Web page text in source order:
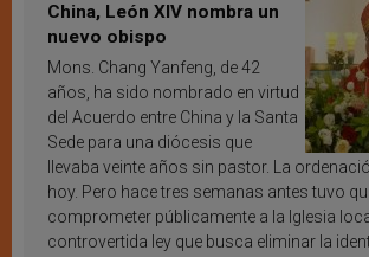
China, León XIV nombra un
nuevo obispo
Mons. Chang Yanfeng, de 42
años, ha sido nombrado en virtud
del Acuerdo entre China y la Santa
Sede para una diócesis que
llevaba veinte años sin pastor. La
hoy. Pero hace tres semanas antes tuvo
comprometer públicamente a la Iglesia
controvertida ley que busca eliminar la